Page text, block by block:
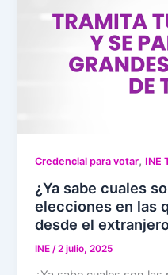
Credencial para votar, INE
¿Ya sabe cuales
elecciones en las
desde el
INE/2 julio, 2025